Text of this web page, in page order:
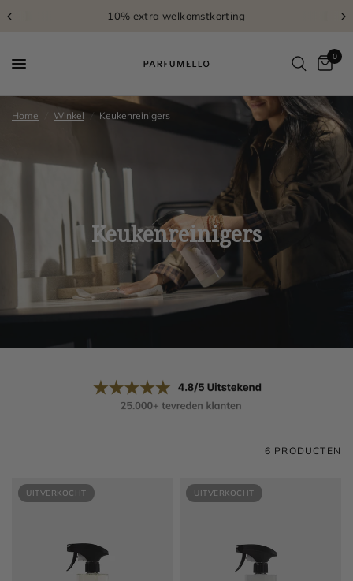
10% extra welkomstkorting
0
Home Winkel / Keukenreinigers
Keukenreinigers
6 PRODUCTEN
UITVERKOCHT UITVERKOCHT